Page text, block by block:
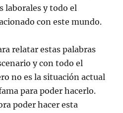
laborales y todo el
con este mundo.
relatar estas palabras
y con todo el
no es la situación actual
para poder hacerlo.
poder hacer esta